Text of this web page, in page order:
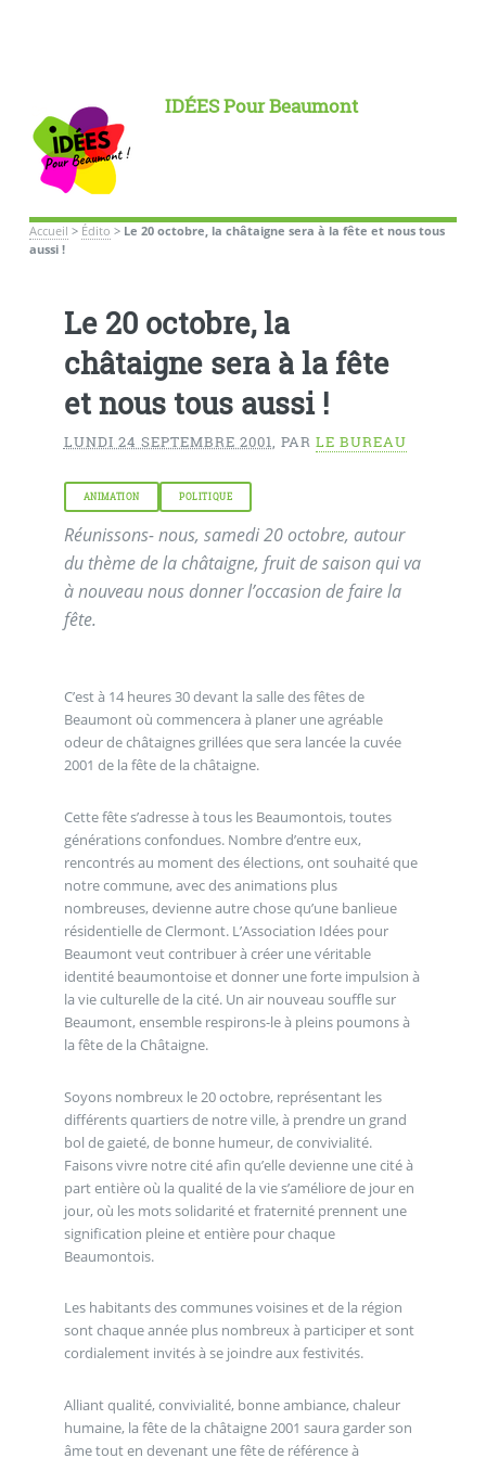
IDÉES Pour Beaumont
Accueil > Édito > Le 20 octobre, la châtaigne sera à la fête et nous tous
aussi !
Le 20 octobre, la
châtaigne sera à la fête
et nous tous aussi !
LUNDI 24 SEPTEMBRE 2001, PAR LE BUREAU
ANIMATION POLITIQUE
Réunissons- nous, samedi 20 octobre, autour
du thème de la châtaigne, fruit de saison qui va
à nouveau nous donner l’occasion de faire la
fête.
C’est à 14 heures 30 devant la salle des fêtes de
Beaumont où commencera à planer une agréable
odeur de châtaignes grillées que sera lancée la cuvée
2001 de la fête de la châtaigne.
Cette fête s’adresse à tous les Beaumontois, toutes
générations confondues. Nombre d’entre eux,
rencontrés au moment des élections, ont souhaité que
notre commune, avec des animations plus
nombreuses, devienne autre chose qu’une banlieue
résidentielle de Clermont. L’Association Idées pour
Beaumont veut contribuer à créer une véritable
identité beaumontoise et donner une forte impulsion à
la vie culturelle de la cité. Un air nouveau souffle sur
Beaumont, ensemble respirons-le à pleins poumons à
la fête de la Châtaigne.
Soyons nombreux le 20 octobre, représentant les
différents quartiers de notre ville, à prendre un grand
bol de gaieté, de bonne humeur, de convivialité.
Faisons vivre notre cité afin qu’elle devienne une cité à
part entière où la qualité de la vie s’améliore de jour en
jour, où les mots solidarité et fraternité prennent une
signification pleine et entière pour chaque
Beaumontois.
Les habitants des communes voisines et de la région
sont chaque année plus nombreux à participer et sont
cordialement invités à se joindre aux festivités.
Alliant qualité, convivialité, bonne ambiance, chaleur
humaine, la fête de la châtaigne 2001 saura garder son
âme tout en devenant une fête de référence à